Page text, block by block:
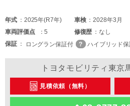
年式 2025年(R7年) 車検 2028年3月
車両評価点 5 修復歴 なし
保証
ロングラン保証付 ハイブリッド
トヨタモビリティ東京
見積依頼（無料）